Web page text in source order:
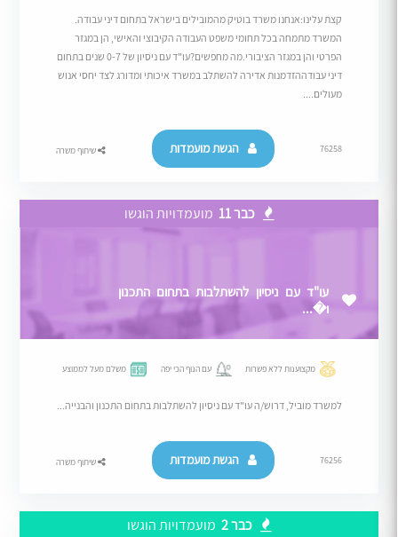
קצת עלינו:אנחנו משרד בוטיק מהמובילים בישראל בתחום דיני עבודה.
המשרד מתמחה בכל תחומי משפט העבודה הקיבוצי והאישי, הן במגזר
הפרטי והן במגזר הציבורי.מה מחפשים?עו"ד עם ניסיון של 0-7 שנים בתחום
דיני עבודההזדמנות אדירה להשתלב במשרד איכותי ומדורג לצד יחסי אנוש
מעולים....
76258 הגשת מועמדות שיתוף משרה
כבר 11 מועמדויות הוגשו
עו"ד עם ניסיון להשתלבות בתחום התכנון
ו�...
מקצוענות ללא פשרות עם הנוף הכי יפה משלם מעל לממוצע
למשרד מוביל, דרוש/ה עו"ד עם ניסיון להשתלבות בתחום התכנון והבנייה...
76256 הגשת מועמדות שיתוף משרה
כבר 2 מועמדויות הוגשו